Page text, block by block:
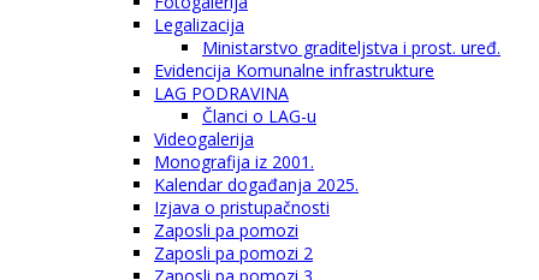
Legalizacija
Ministarstvo graditeljstva i prost. uređ.
Evidencija Komunalne infrastrukture
LAG PODRAVINA
Članci o LAG-u
Videogalerija
Monografija iz 2001.
Kalendar događanja 2025.
Izjava o pristupačnosti
Zaposli pa pomozi
Zaposli pa pomozi 2
Zaposli pa pomozi 3